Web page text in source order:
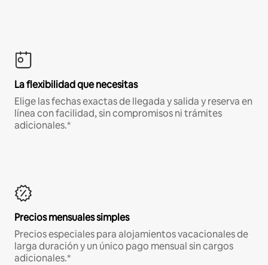
La flexibilidad que necesitas
Elige las fechas exactas de llegada y salida y reserva en
línea con facilidad, sin compromisos ni trámites
adicionales.*
Precios mensuales simples
Precios especiales para alojamientos vacacionales de
larga duración y un único pago mensual sin cargos
adicionales.*